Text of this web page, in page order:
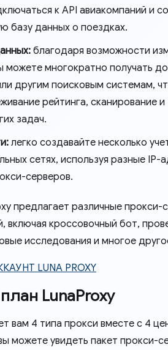
к API авиакомпаний и
базу данных о поездках.
благодаря возможности
можете многократно получать
другим поисковым системам,
рейтинга, сканирование и
задач.
легко создавайте несколько
сетях, используя разные IP-
серверов.
предлагает различные прокси-
включая кроссовочный бот,
исследования и многое
LUNA PROXY
LunaProxy
вам 4 типа прокси вместе с 4
можете увидеть пакет прокси-